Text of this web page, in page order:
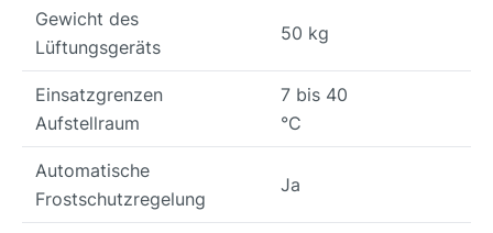
Gewicht des
Lüftungsgeräts
50 kg
Einsatzgrenzen
Aufstellraum
7 bis 40
°C
Automatische
Frostschutzregelung
Ja